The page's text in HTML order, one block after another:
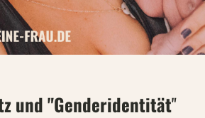
und "Genderidentität"